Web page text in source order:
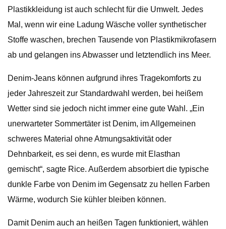
Plastikkleidung ist auch schlecht für die Umwelt. Jedes
Mal, wenn wir eine Ladung Wäsche voller synthetischer
Stoffe waschen, brechen Tausende von Plastikmikrofasern
ab und gelangen ins Abwasser und letztendlich ins Meer.
Denim-Jeans können aufgrund ihres Tragekomforts zu
jeder Jahreszeit zur Standardwahl werden, bei heißem
Wetter sind sie jedoch nicht immer eine gute Wahl. „Ein
unerwarteter Sommertäter ist Denim, im Allgemeinen
schweres Material ohne Atmungsaktivität oder
Dehnbarkeit, es sei denn, es wurde mit Elasthan
gemischt“, sagte Rice. Außerdem absorbiert die typische
dunkle Farbe von Denim im Gegensatz zu hellen Farben
Wärme, wodurch Sie kühler bleiben können.
Damit Denim auch an heißen Tagen funktioniert, wählen